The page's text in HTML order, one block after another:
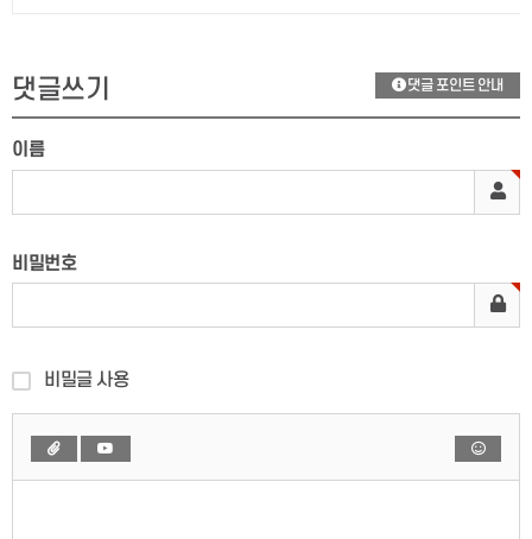
댓글쓰기 댓글 포인트 안내
이름
비밀번호
비밀글 사용